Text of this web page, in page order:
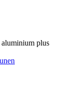
aluminium plus